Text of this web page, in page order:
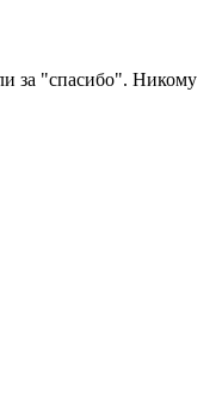
за "спасибо". Никому